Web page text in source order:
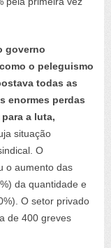
governo
o peleguismo
todas as
enormes perdas
a luta,
situação
O
o aumento das
da quantidade e
O setor privado
de 400 greves